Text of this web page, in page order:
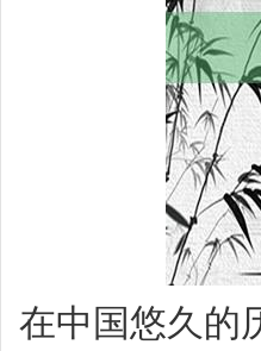
在中国悠久的